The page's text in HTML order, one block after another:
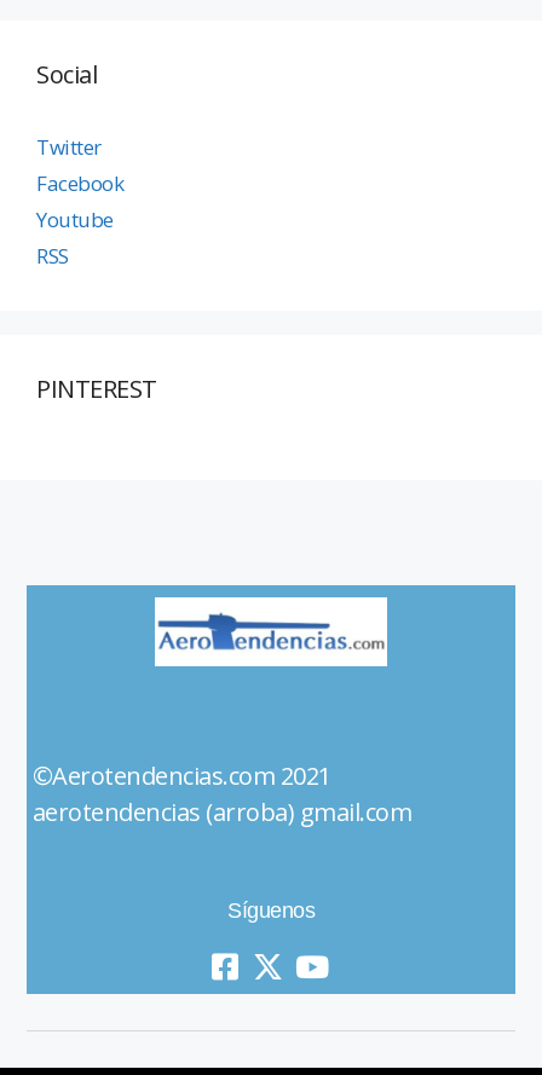
Social
Twitter
Facebook
Youtube
RSS
PINTEREST
©Aerotendencias.com 2021
aerotendencias (arroba) gmail.com
Síguenos